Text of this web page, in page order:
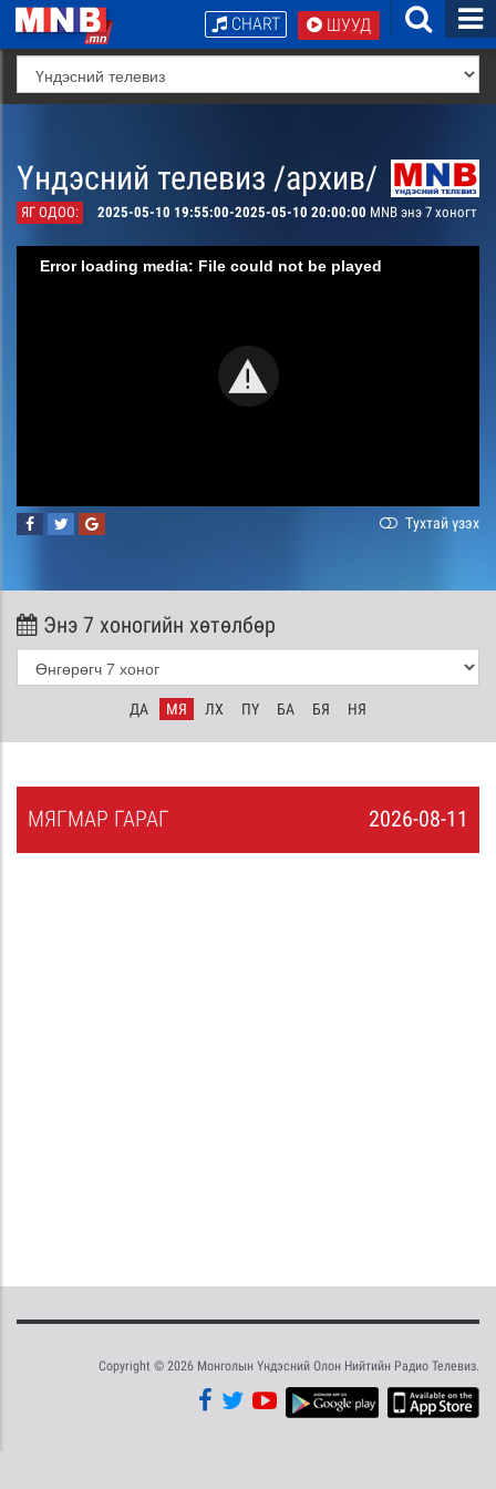
ШУУД
CHART
Үндэсний телевиз /архив/
ЯГ ОДОО: 2025-05-10 19:55:00-2025-05-10 20:00:00 MNB энэ 7 хоногт
Error loading media: File could not be played
Тухтай үзэх
Энэ 7 хоногийн хөтөлбөр
ДА МЯ ЛХ ПҮ БА БЯ НЯ
2026-08-11
МЯГМАР ГАРАГ
Copyright © 2026 Монголын Үндэсний Олон Нийтийн Радио Телевиз.